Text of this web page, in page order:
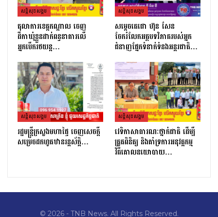
សន្តិសុខសង្គម
តុលាការខេត្តកណ្ដាល ចេញ
ដីកាឃុំខ្លួនដាក់ពន្ធនាគារលើ
អ្នកបើករថយន្ត…
សន្តិសុខសង្គម
សម្តេចតេជោ ហ៊ុន សែន
ចែករំលែកអត្ថបទវិភាគរបស់អ្នក
ជំនាញផ្នែកទំនាក់ទំនងអន្តរជាតិ…
សន្តិសុខសង្គម
រដ្ឋមន្ដ្រីក្រសួងមហាផ្ទៃ ចេញសេចក្តី
សម្រេចដកហូតឋានរន្តស័ក្តិ…
សន្តិសុខសង្គម
វេទិកាសាធារណៈថ្នាក់ជាតិ ដើម្បី
ត្រួតពិនិត្យ និងគាំទ្រការអនុវត្តកម្ម
វិធីគោលនយោបាយ…
© 2026 - TNB News. All Rights Reserved.